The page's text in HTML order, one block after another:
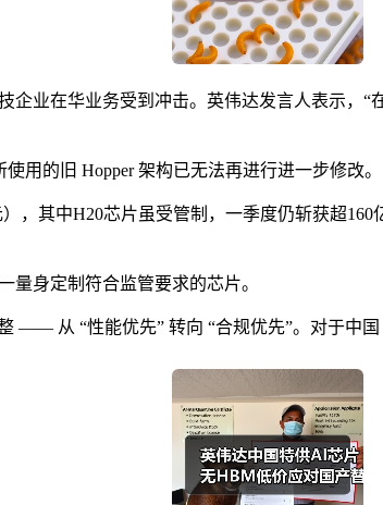
企业在华业务受到冲击。英伟达发言人表示，
用的旧 Hopper 架构已无法再进行进一步修改。
，其中H20芯片虽受管制，一季度仍斩获超
量身定制符合监管要求的芯片。
—— 从 “性能优先” 转向 “合规优先”。对于中